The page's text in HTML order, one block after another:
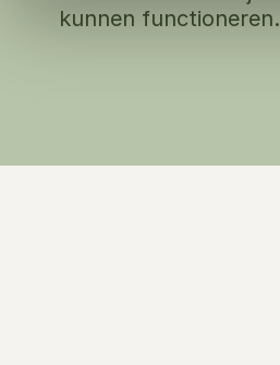
kunnen functioneren.